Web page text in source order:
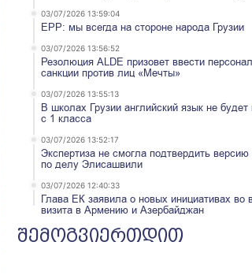
03/07/2026 13:59:04
EPP: мы всегда на стороне народа Грузии
03/07/2026 13:56:52
Резолюция ALDE призовет ввести
санкции против лиц «Мечты»
03/07/2026 13:55:13
В школах Грузии английский язык не будет
с 1 класса
03/07/2026 13:52:17
Экспертиза не смогла подтвердить версию
по делу Элисашвили
03/07/2026 12:40:33
Глава ЕК заявила о новых инициативах во
визита в Армению и Азербайджан
შემოგვიერთდით